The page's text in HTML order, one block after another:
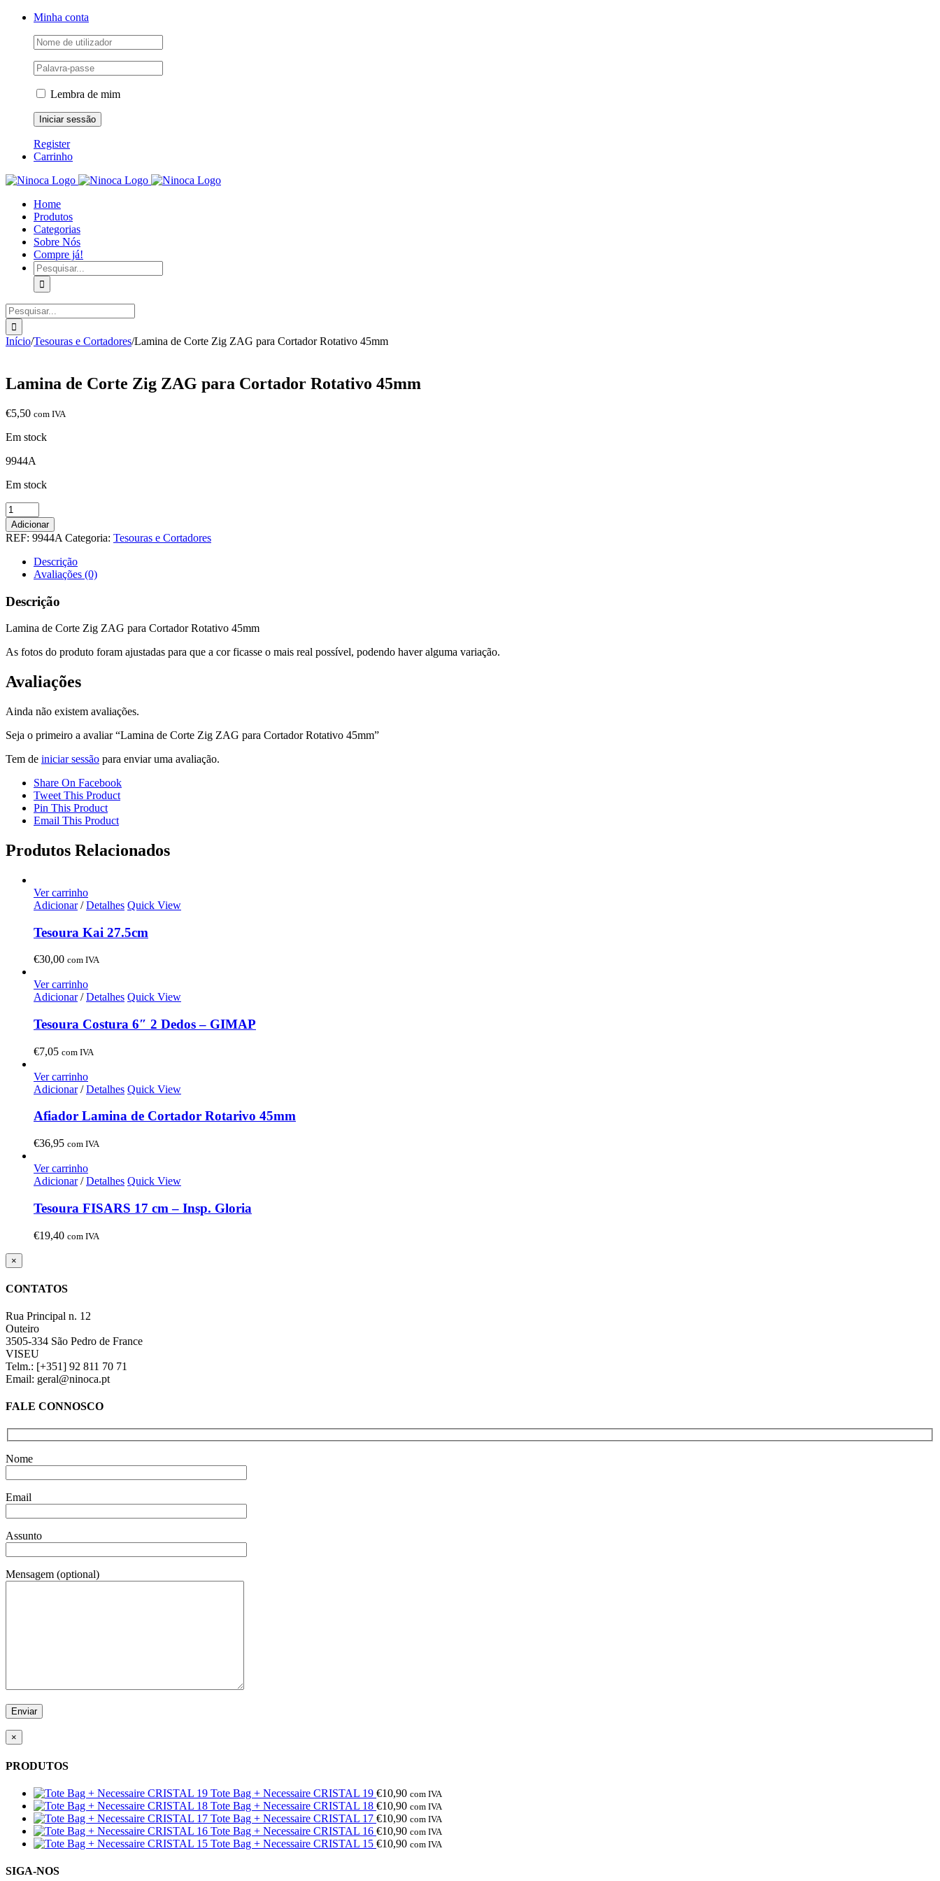
Skip
Facebook
Instagram
YouTubeMinha conta
Lembra de mim
Register
Carrinho
Home
Produtos
Categorias
Sobre Nós
Compre já!
Pesquisar
Pesquisar
Início/Tesouras e Cortadores/Lamina de Corte Zig ZAG para Cortador Rotativo 45mm
Lamina de Corte Zig ZAG para Cortador Rotativo 45mm
€5,50 com IVA
Em stock
9944A
Em stock
Quantidade
de
Lamina
de
Corte
para
Cortador
45mm
Adicionar
REF: 9944A Categoria: Tesouras e Cortadores
Descrição
Avaliações (0)
Descrição
Lamina de Corte Zig ZAG para Cortador Rotativo 45mm
As fotos do produto foram ajustadas para que a cor ficasse o mais real possível, podendo haver alguma variação.
Avaliações
Ainda não existem avaliações.
Seja o primeiro a avaliar “Lamina de Corte Zig ZAG para Cortador Rotativo 45mm”
Tem de iniciar sessão para enviar uma avaliação.
Share On Facebook
Tweet This Product
Pin This Product
Email This Product
Produtos Relacionados
Ver carrinho
Adicionar/ Detalhes Quick View
Tesoura Kai 27.5cm
€30,00 com IVA
Ver carrinho
Adicionar/ Detalhes Quick View
Tesoura Costura 6″ 2 Dedos – GIMAP
€7,05 com IVA
Ver carrinho
Adicionar/ Detalhes Quick View
Afiador Lamina de Cortador Rotarivo 45mm
€36,95 com IVA
Ver carrinho
Adicionar/ Detalhes Quick View
Tesoura FISARS 17 cm – Insp. Gloria
€19,40 com IVA
Close
product
view
×
CONTATOS
Rua Principal n. 12
Outeiro
3505-334 São Pedro de France
VISEU
Telm.: [+351] 92 811 70 71
Email: geral@ninoca.pt
FALE CONNOSCO
Nome
Email
Assunto
Mensagem (optional)
×
PRODUTOS
Tote Bag + Necessaire CRISTAL 19 €10,90 com IVA
Tote Bag + Necessaire CRISTAL 18 €10,90 com IVA
Tote Bag + Necessaire CRISTAL 17 €10,90 com IVA
Tote Bag + Necessaire CRISTAL 16 €10,90 com IVA
Tote Bag + Necessaire CRISTAL 15 €10,90 com IVA
SIGA-NOS